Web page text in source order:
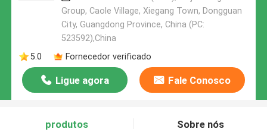
Group, Caole Village, Xiegang Town, Dongguan
City, Guangdong Province, China (PC:
523592),China
5.0
Fornecedor verificado
Ligue agora Fale Conosco
produtos Sobre nós